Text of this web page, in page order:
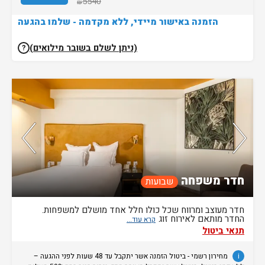
חדרים בכל ימות השבוע עד השעה 11:00. בימי שבת/ חג: עזיבת החדרים עד
₪
הזמנה באישור מיידי, ללא מקדמה - שלמו בהגעה
(ניתן לשלם בשובר מילואים) ?
81% מהאורחים ששהו בחדר אהבו אותו
נותרו 4 חדרים אחרונים בממשק!
חדר משפחה שבועות
חדר מעוצב ומרווח שכל כולו חלל אחד מושלם למשפחות.
החדר מותאם לאירוח זוג
תנאי ביטול
i
מחירון רשמי - ביטול הזמנה אשר יתקבל עד 48 שעות לפני ההגעה –